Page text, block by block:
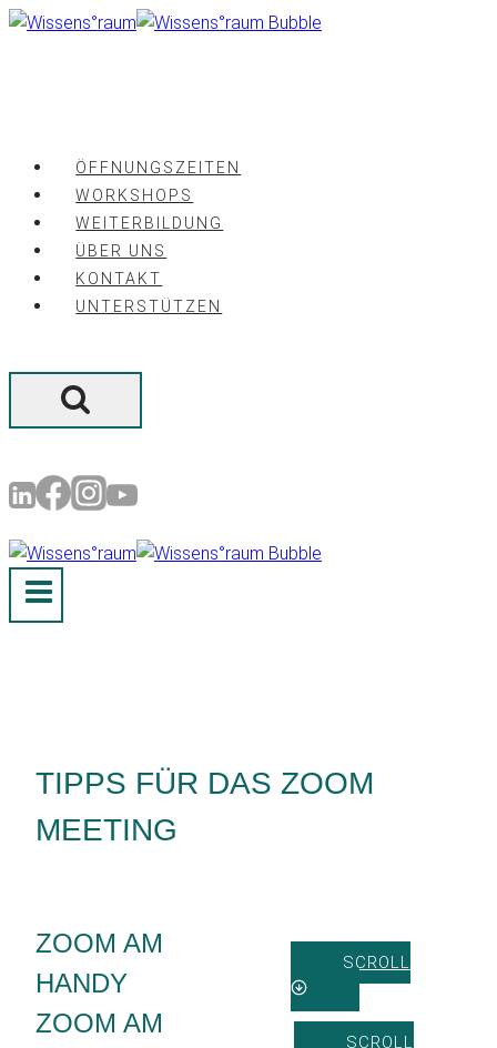
Zum
ÖFFNUNGSZEITEN
WORKSHOPS
WEITERBILDUNG
ÜBER UNS
KONTAKT
UNTERSTÜTZEN
TIPPS FÜR DAS ZOOM
MEETING
ZOOM AM
HANDY
SCROLL
ZOOM AM
SCROLL